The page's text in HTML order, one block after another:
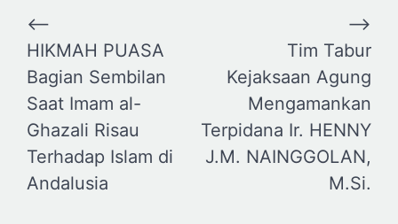
Navigasi
pos
⟵
HIKMAH PUASA
Bagian Sembilan
Saat Imam al-
Ghazali Risau
Terhadap Islam di
Andalusia
Tim Tabur
Kejaksaan Agung
Mengamankan
Terpidana Ir. HENNY
J.M. NAINGGOLAN,
M.Si.
⟶